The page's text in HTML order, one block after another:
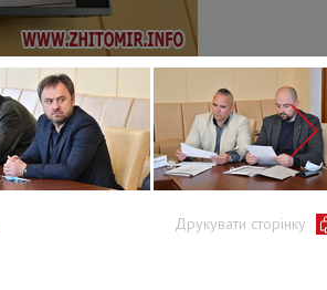
Друкувати сторінку